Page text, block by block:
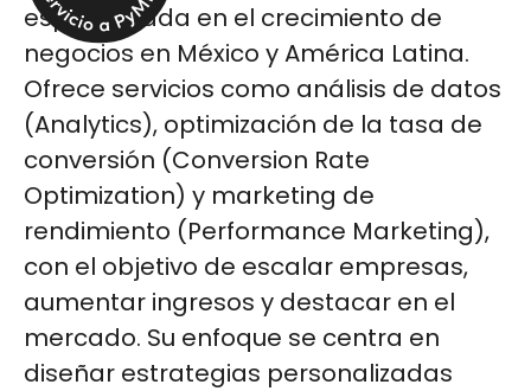
especializada en el crecimiento de
negocios en México y América Latina.
Ofrece servicios como análisis de datos
(Analytics), optimización de la tasa de
conversión (Conversion Rate
Optimization) y marketing de
rendimiento (Performance Marketing),
con el objetivo de escalar empresas,
aumentar ingresos y destacar en el
mercado. Su enfoque se centra en
diseñar estrategias personalizadas